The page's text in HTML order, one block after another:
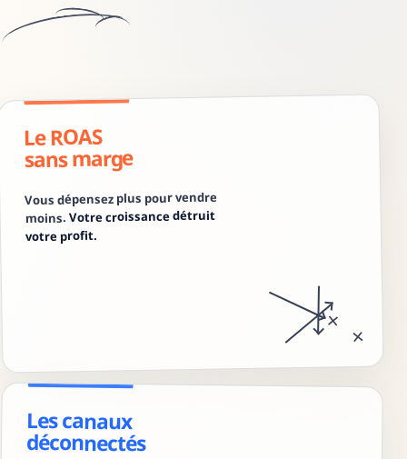
Le ROAS
sans marge
Vous dépensez plus pour vendre
moins. Votre croissance détruit
votre profit.
×
×
Les canaux
déconnectés